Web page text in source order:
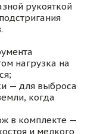
рукояткой
нагрузка на
— для выброса
когда
в комплекте —
и мелкого